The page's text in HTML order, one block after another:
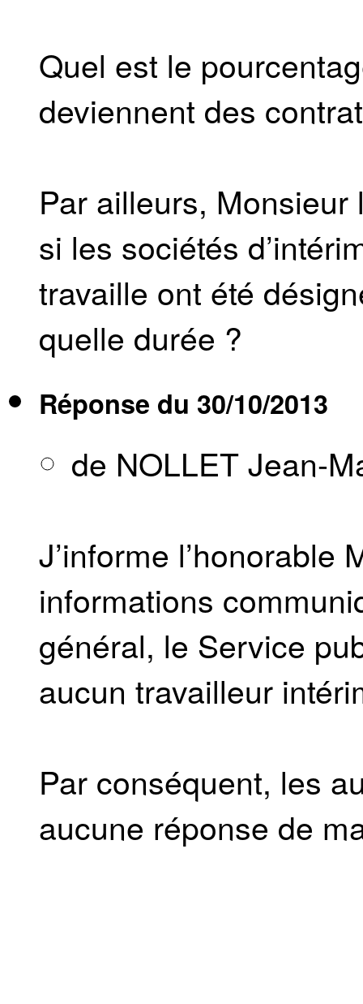
Quel est le
deviennent des
Par ailleurs,
si les sociétés
travaille ont été
quelle durée ?
Réponse du 30/10/2013
de NOLLET Jean-
J’informe l’honorable
informations
général, le Service
aucun travailleur
Par conséquent, les
aucune réponse de